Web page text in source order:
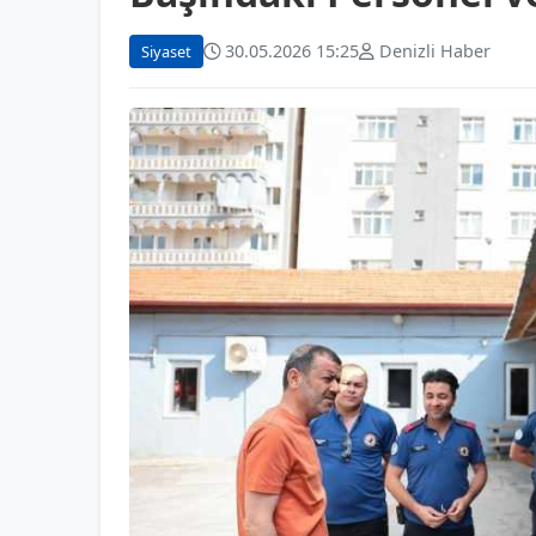
Siyaset 30.05.2026 15:25 Denizli Haber